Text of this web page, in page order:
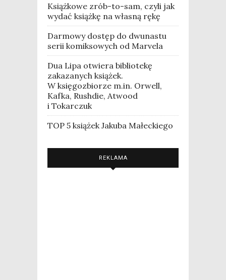
Książkowe zrób-to-sam, czyli jak
wydać książkę na własną rękę
Darmowy dostęp do dwunastu
serii komiksowych od Marvela
Dua Lipa otwiera bibliotekę
zakazanych książek.
W księgozbiorze m.in. Orwell,
Kafka, Rushdie, Atwood
i Tokarczuk
TOP 5 książek Jakuba Małeckiego
REKLAMA